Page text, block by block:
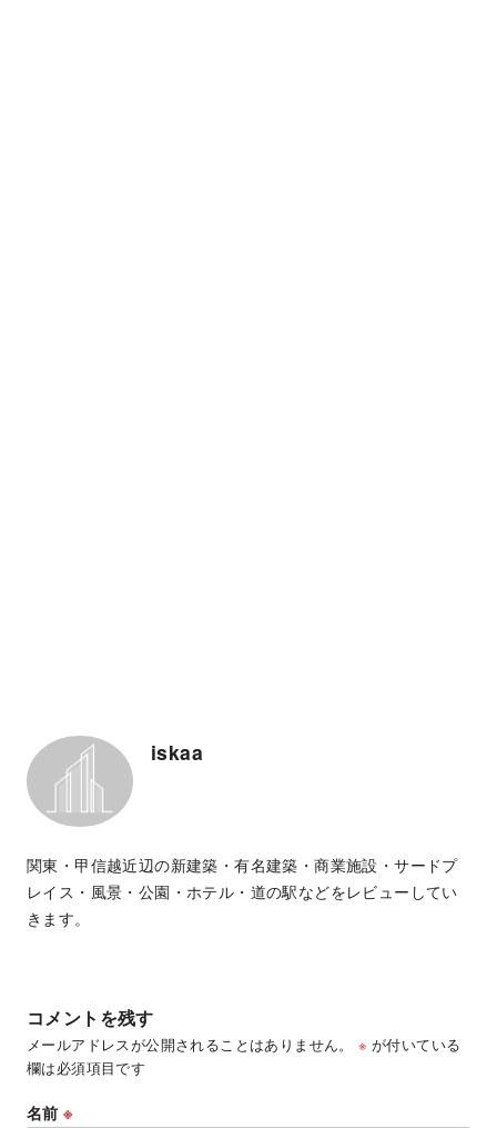
iskaa
関東・甲信越近辺の新建築・有名建築・商業施設・サードプ
レイス・風景・公園・ホテル・道の駅などをレビューしてい
きます。
コメントを残す
メールアドレスが公開されることはありません。 ※ が付いている
欄は必須項目です
名前※